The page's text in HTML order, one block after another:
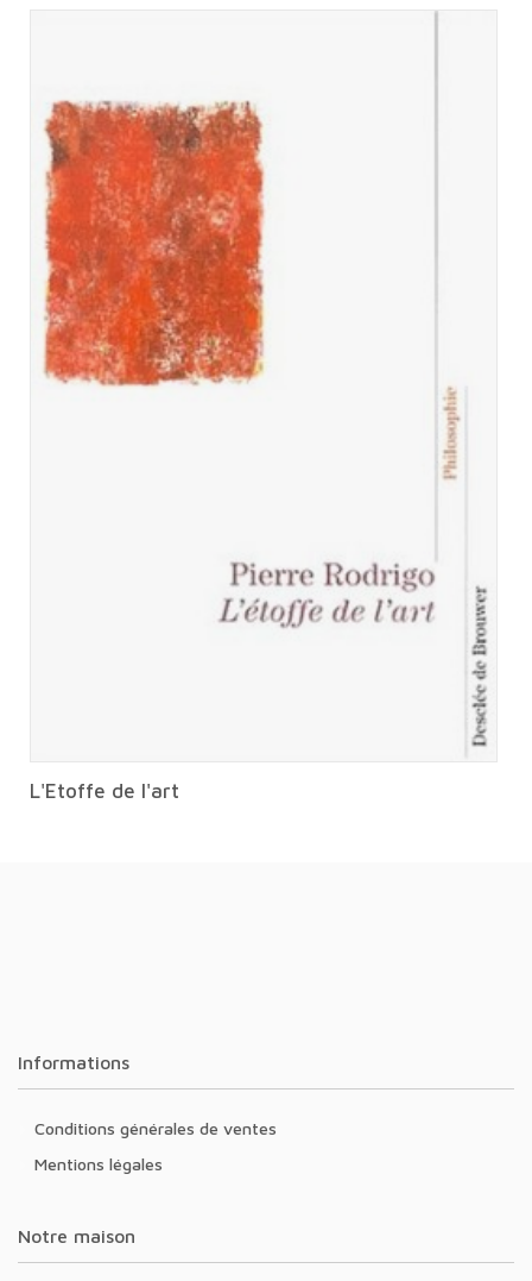
L'Etoffe de l'art
Informations
Conditions générales de ventes
Mentions légales
Notre maison